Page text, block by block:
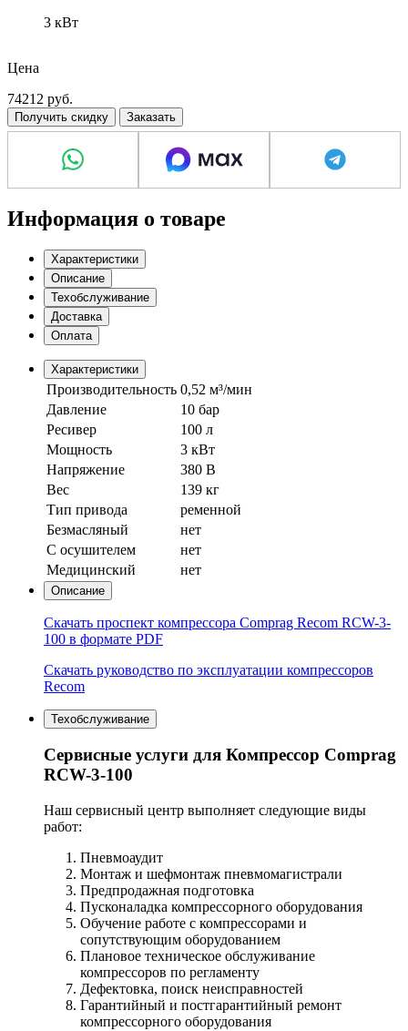
3 кВт
Цена
74212 руб.
Получить скидку Заказать
Информация о товаре
Характеристики
Описание
Техобслуживание
Доставка
Оплата
Характеристики
Производительность 0,52 м³/мин
Давление
10 бар
Ресивер
100 л
Мощность
3 кВт
Напряжение
380 В
Вес
139 кг
Тип привода
ременной
Безмасляный
нет
С осушителем
нет
Медицинский
нет
Описание
Скачать проспект компрессора Comprag Recom RCW-3-
100 в формате PDF
Скачать руководство по эксплуатации компрессоров
Recom
Техобслуживание
Сервисные услуги для Компрессор Comprag
RCW-3-100
Наш сервисный центр выполняет следующие виды
работ:
Пневмоаудит
Монтаж и шефмонтаж пневмомагистрали
Предпродажная подготовка
Пусконаладка компрессорного оборудования
Обучение работе с компрессорами и
сопутствующим оборудованием
Плановое техническое обслуживание
компрессоров по регламенту
Дефектовка, поиск неисправностей
Гарантийный и постгарантийный ремонт
компрессорного оборудования